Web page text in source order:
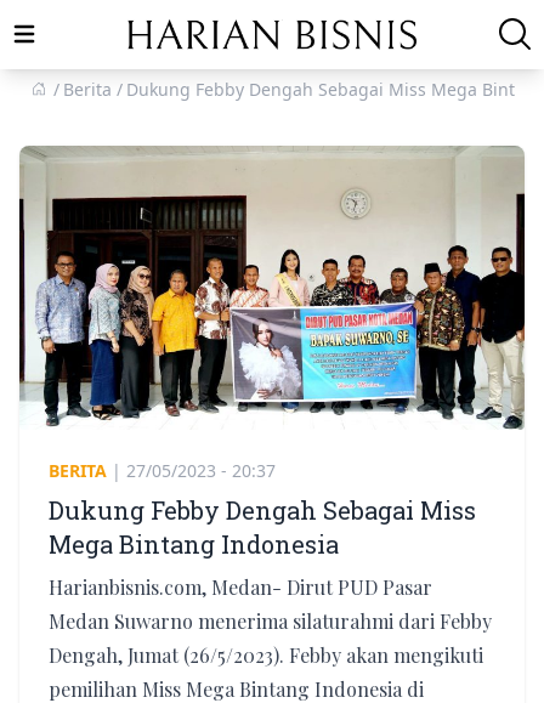
Open main menu
Berita
Dukung Febby Dengah Sebagai Miss Mega
BERITA | 27/05/2023 - 20:37
Dukung Febby Dengah Sebagai Miss
Mega Bintang Indonesia
Harianbisnis.com, Medan- Dirut PUD Pasar
Medan Suwarno menerima silaturahmi dari Febby
Dengah, Jumat (26/5/2023). Febby akan mengikuti
pemilihan Miss Mega Bintang Indonesia di